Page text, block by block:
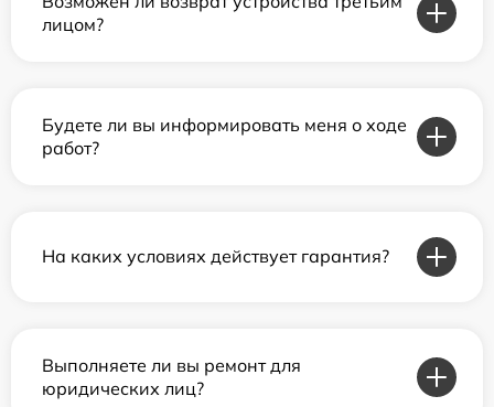
лицом?
Будете ли вы информировать меня о ходе
работ?
На каких условиях действует гарантия?
Выполняете ли вы ремонт для
юридических лиц?